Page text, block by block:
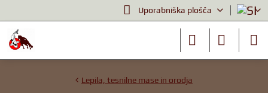
Uporabniška plošča
Lepila, tesnilne mase in orodja